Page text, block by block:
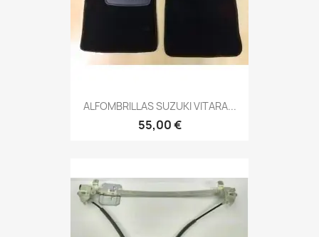
ALFOMBRILLAS SUZUKI VITARA...
55,00 €